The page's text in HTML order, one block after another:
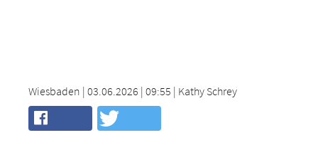
Wiesbaden | 03.06.2026 | 09:55 | Kathy Schrey